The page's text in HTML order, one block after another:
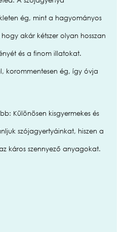
ég, mint a hagyományos
hogy akár kétszer olyan hosszan
és a finom illatokat.
korommentesen ég, így óvja
Különösen kisgyermekes és
szójagyertyáinkat, hiszen a
káros szennyező anyagokat.